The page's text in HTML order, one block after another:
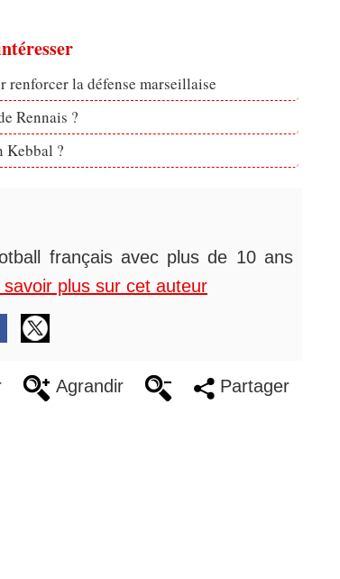
la défense marseillaise
Rennais ?
Kebbal ?
français avec plus de 10 ans
savoir plus sur cet auteur
Agrandir Partager